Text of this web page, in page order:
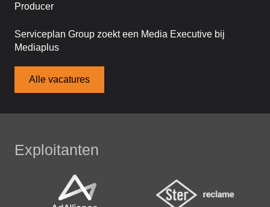
Producer
Serviceplan Group zoekt een Media Executive bij
Mediaplus
Alle vacatures
Exploitanten